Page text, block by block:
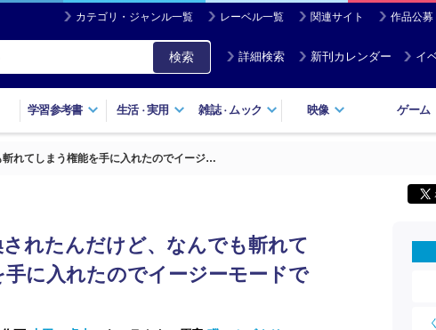
カテゴリ・ジャンル一覧 レーベル一覧 関連サイト 作品公募
検索 詳細検索 新刊カレンダー イ
学習参考書 生活・実用 雑誌・ ムック 映像 ゲーム
れてしまう権能を手に入れたのでイージ…
れたんだけど、なんでも斬れて
手に入れたのでイージーモードで